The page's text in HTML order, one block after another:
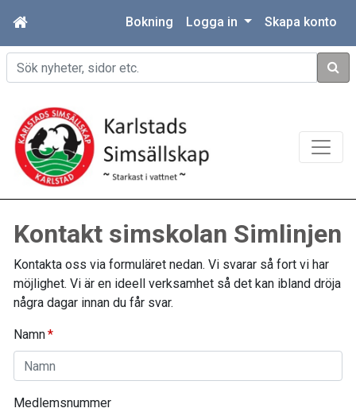
Bokning Logga in Skapa konto
Sök
Kontakt simskolan Simlinjen
Kontakta oss via formuläret nedan. Vi svarar så fort vi har
möjlighet. Vi är en ideell verksamhet så det kan ibland dröja
några dagar innan du får svar.
Namn
Medlemsnummer